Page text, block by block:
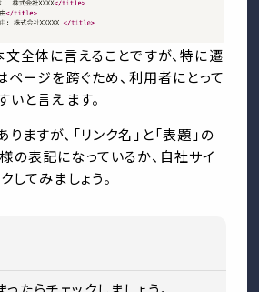
文全体に言えることですが、特に遷
ージを跨ぐため、利用者にとって
いと言えます。
ますが、「リンク名」と「表題」の
の表記になっているか、自社サイ
してみましょう。